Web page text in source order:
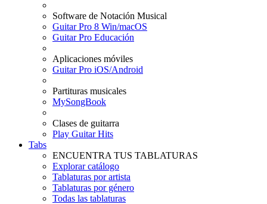
Software de Notación Musical
Guitar Pro 8 Win/macOS
Guitar Pro Educación
Aplicaciones móviles
Guitar Pro iOS/Android
Partituras musicales
MySongBook
Clases de guitarra
Play Guitar Hits
Tabs
ENCUENTRA TUS TABLATURAS
Explorar catálogo
Tablaturas por artista
Tablaturas por género
Todas las tablaturas